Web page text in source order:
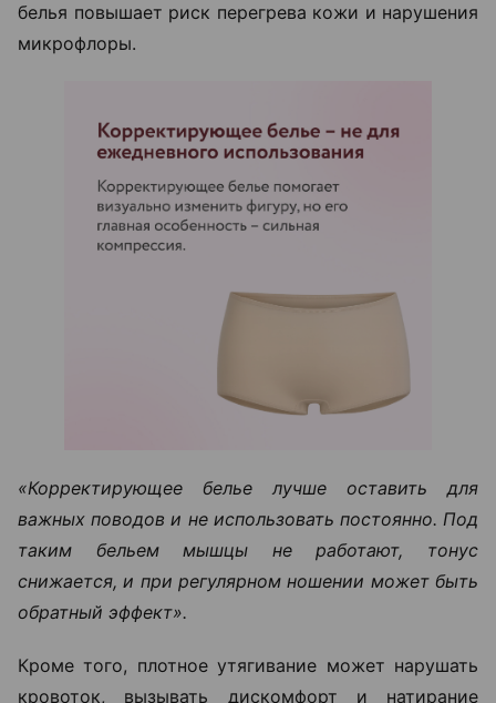
белья повышает риск перегрева кожи и нарушения
микрофлоры.
«Корректирующее белье лучше оставить для
важных поводов и не использовать постоянно. Под
таким бельем мышцы не работают, тонус
снижается, и при регулярном ношении может быть
обратный эффект».
Кроме того, плотное утягивание может нарушать
кровоток, вызывать дискомфорт и натирание